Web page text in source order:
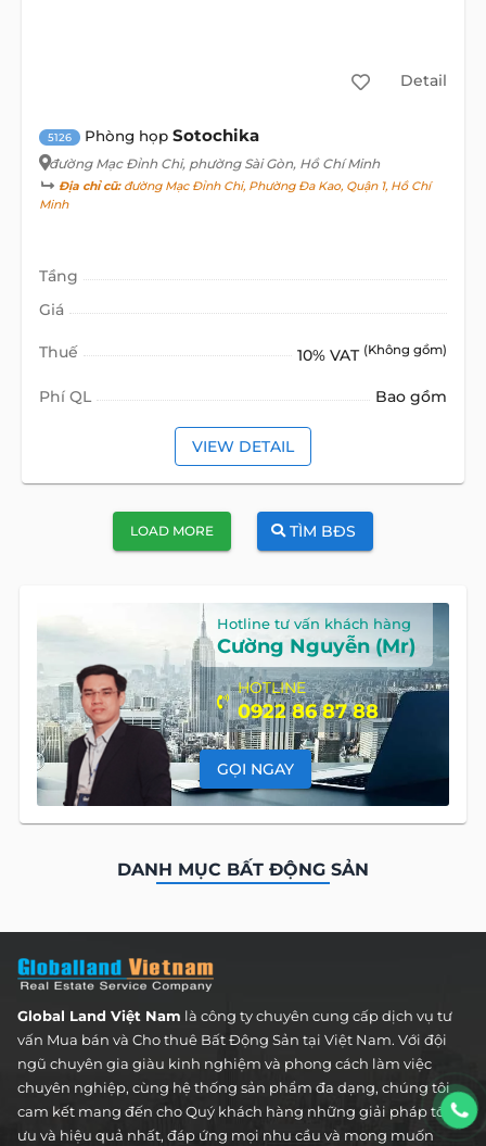
Detail
5126 Phòng họp Sotochika
đường Mạc Đỉnh Chi, phường Sài Gòn, Hồ Chí Minh
Địa chỉ cũ:đường Mạc Đỉnh Chi, Phường Đa Kao, Quận 1, Hồ Chí
Minh
Tầng
Giá
Thuế 10% VAT (Không gồm)
Phí QL Bao gồm
VIEW DETAIL
LOAD MORE TÌM BĐS
Hotline tư vấn khách hàng
Cường Nguyễn (Mr)
HOTLINE
0922 86 87 88
GỌI NGAY
DANH MỤC BẤT ĐỘNG SẢN
Căn Hộ